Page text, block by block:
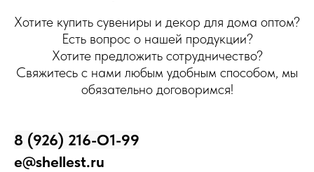
Хотите купить сувениры и декор для дома оптом?
Есть вопрос о нашей продукции?
Хотите предложить сотрудничество?
Свяжитесь с нами любым удобным способом, мы
обязательно договоримся!
8 (926) 216-О1-99
e@shellest.ru